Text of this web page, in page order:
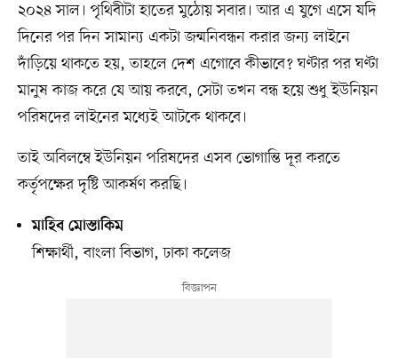
২০২৪ সাল। পৃথিবীটা হাতের মুঠোয় সবার। আর এ যুগে এসে যদি
দিনের পর দিন সামান্য একটা জন্মনিবন্ধন করার জন্য লাইনে
দাঁড়িয়ে থাকতে হয়, তাহলে দেশ এগোবে কীভাবে? ঘণ্টার পর ঘণ্টা
মানুষ কাজ করে যে আয় করবে, সেটা তখন বন্ধ হয়ে শুধু ইউনিয়ন
পরিষদের লাইনের মধ্যেই আটকে থাকবে।
তাই অবিলম্বে ইউনিয়ন পরিষদের এসব ভোগান্তি দূর করতে
কর্তৃপক্ষের দৃষ্টি আকর্ষণ করছি।
মাহিব মোস্তাকিম
শিক্ষার্থী, বাংলা বিভাগ, ঢাকা কলেজ